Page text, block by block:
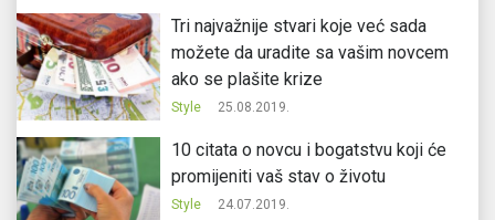
Tri najvažnije stvari koje već sada
možete da uradite sa vašim novcem
ako se plašite krize
Style 25.08.2019.
10 citata o novcu i bogatstvu koji će
promijeniti vaš stav o životu
Style 24.07.2019.